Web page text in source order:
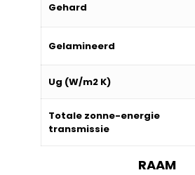
Gehard
Gelamineerd
Ug (W/m2 K)
Totale zonne-energie
transmissie
RAAM